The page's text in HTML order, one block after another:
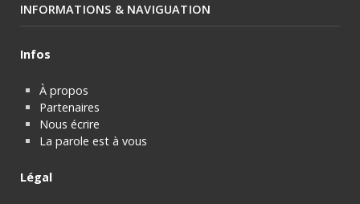
INFORMATIONS & NAVIGUATION
Infos
À propos
Partenaires
Nous écrire
La parole est à vous
Légal